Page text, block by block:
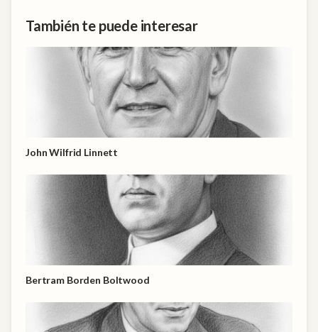
También te puede interesar
John Wilfrid Linnett
Bertram Borden Boltwood